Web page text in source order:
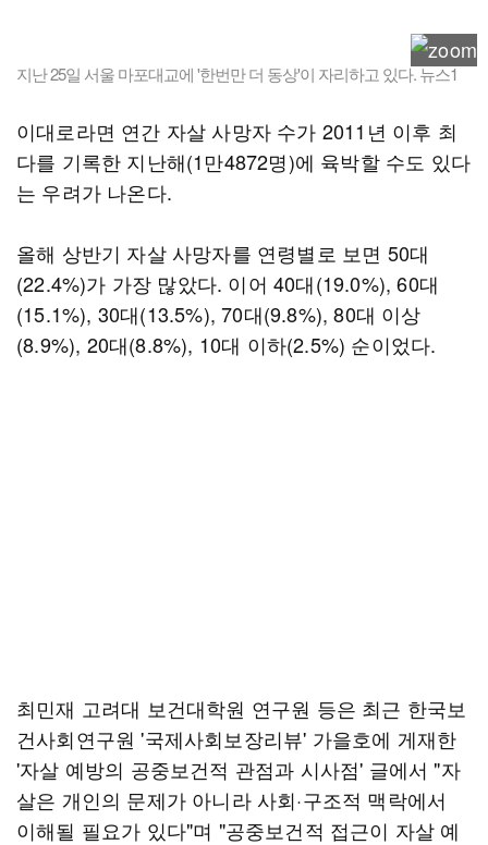
지난 25일 서울 마포대교에 '한번만 더 동상'이 자리하고 있다. 뉴스1
이대로라면 연간 자살 사망자 수가 2011년 이후 최
다를 기록한 지난해(1만4872명)에 육박할 수도 있다
는 우려가 나온다.
올해 상반기 자살 사망자를 연령별로 보면 50대
(22.4%)가 가장 많았다. 이어 40대(19.0%), 60대
(15.1%), 30대(13.5%), 70대(9.8%), 80대 이상
(8.9%), 20대(8.8%), 10대 이하(2.5%) 순이었다.
최민재 고려대 보건대학원 연구원 등은 최근 한국보
건사회연구원 '국제사회보장리뷰' 가을호에 게재한
'자살 예방의 공중보건적 관점과 시사점' 글에서 "자
살은 개인의 문제가 아니라 사회·구조적 맥락에서
이해될 필요가 있다"며 "공중보건적 접근이 자살 예